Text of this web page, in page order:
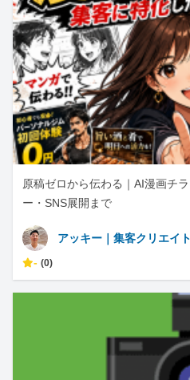
原稿ゼロから伝わる｜AI漫画チ
ー・SNS展開まで
アッキー｜集客クリエイ
- (0)